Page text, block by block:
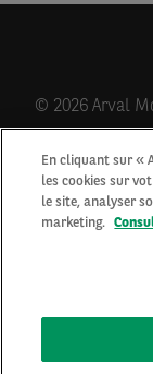
© 2026 Arval
Qui sommes-nous?
Contactez-nous
Protection des
En cliquant sur «
les cookies sur
le site, analyser
marketing.